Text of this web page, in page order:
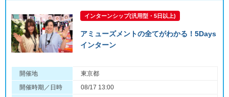
インターンシップ(汎用型・5日以上)
アミューズメントの全てがわかる！5Days
インターン
開催地
東京都
開催時期／日時
08/17 13:00